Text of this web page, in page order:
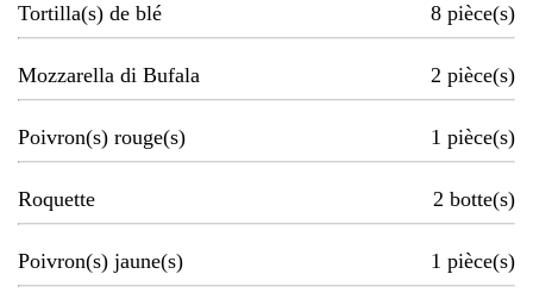
Tortilla(s) de blé 8 pièce(s)
Mozzarella di Bufala 2 pièce(s)
Poivron(s) rouge(s) 1 pièce(s)
Roquette 2 botte(s)
Poivron(s) jaune(s) 1 pièce(s)